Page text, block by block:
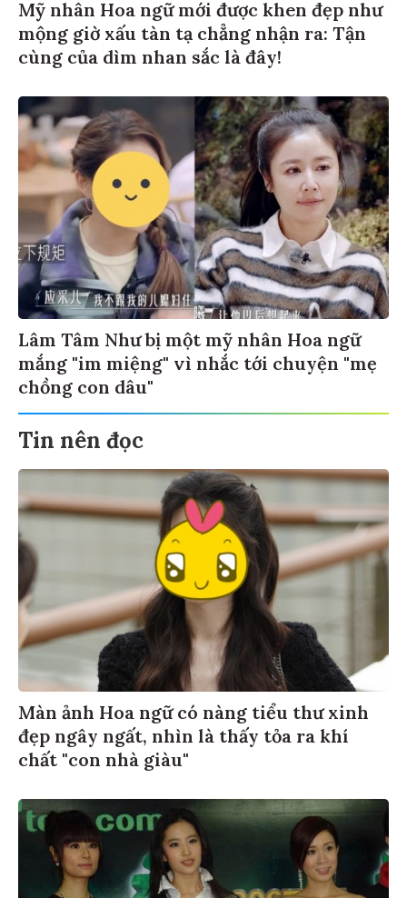
Mỹ nhân Hoa ngữ mới được khen đẹp như
mộng giờ xấu tàn tạ chẳng nhận ra: Tận
cùng của dìm nhan sắc là đây!
Lâm Tâm Như bị một mỹ nhân Hoa ngữ
mắng "im miệng" vì nhắc tới chuyện "mẹ
chồng con dâu"
Tin nên đọc
Màn ảnh Hoa ngữ có nàng tiểu thư xinh
đẹp ngây ngất, nhìn là thấy tỏa ra khí
chất "con nhà giàu"